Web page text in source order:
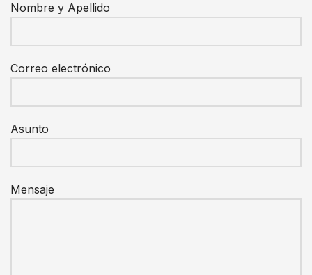
Nombre y Apellido
Correo electrónico
Asunto
Mensaje